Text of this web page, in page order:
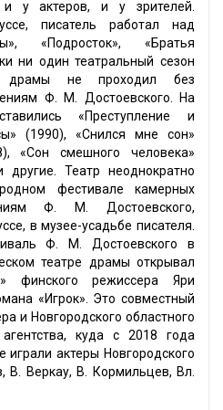
и у актеров, и у зрителей.
писатель работал над
«Подросток», «Братья
ни один театральный сезон
драмы не проходил без
Ф. М. Достоевского. На
«Преступление и
(1990), «Снился мне сон»
«Сон смешного человека»
Театр неоднократно
фестивале камерных
Ф. М. Достоевского,
в музее-усадьбе писателя.
Ф. М. Достоевского в
театре драмы открывал
финского режиссера Яри
«Игрок». Это совместный
и Новгородского областного
агентства, куда с 2018 года
играли актеры Новгородского
В. Веркау, В. Кормильцев, Вл.